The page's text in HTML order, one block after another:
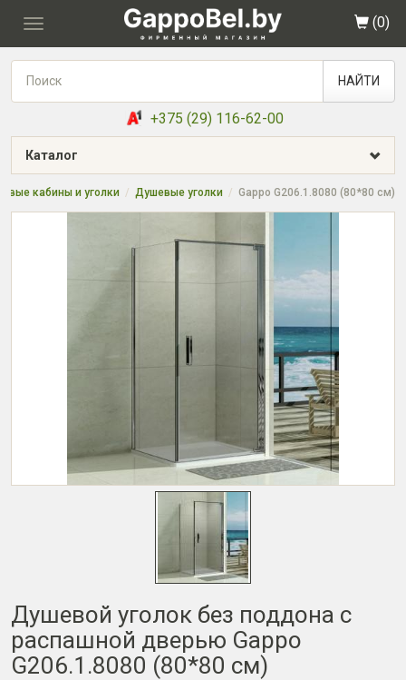
Toggle
(0)
НАЙТИ
+375 (29) 116-62-00
Каталог
кабины и уголки Душевые уголки Gappo G206.1.8080 (80*80 см)
Душевой уголок без поддона с
распашной дверью Gappo
G206.1.8080 (80*80 см)